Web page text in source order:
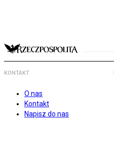
KONTAKT
O nas
Kontakt
Napisz do nas